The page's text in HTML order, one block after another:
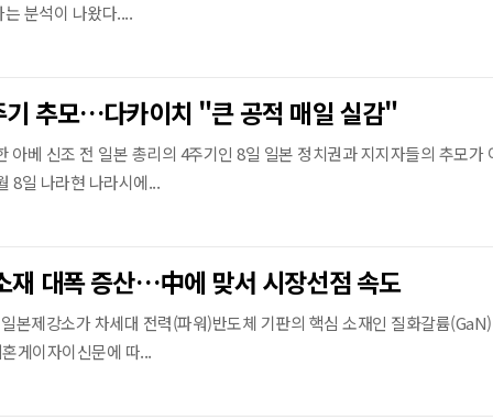
분석이 나왔다....
추모…다카이치 "큰 공적 매일 실감"
아베 신조 전 일본 총리의 4주기인 8일 일본 정치권과 지지자들의 추모가
8일 나라현 나라시에...
재 대폭 증산…中에 맞서 시장선점 속도
본제강소가 차세대 전력(파워)반도체 기판의 핵심 소재인 질화갈륨
게이자이신문에 따...